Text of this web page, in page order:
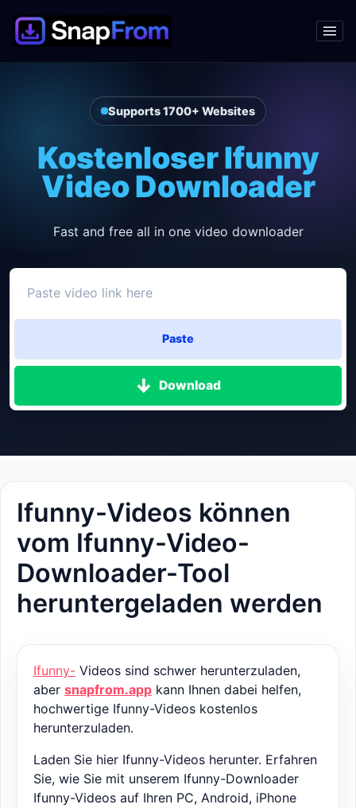
Supports 1700+ Websites
Kostenloser Ifunny
Video Downloader
Fast and free all in one video downloader
Paste
Download
Ifunny-Videos können
vom Ifunny-Video-
Downloader-Tool
heruntergeladen werden
Ifunny- Videos sind schwer herunterzuladen,
aber snapfrom.app kann Ihnen dabei helfen,
hochwertige Ifunny-Videos kostenlos
herunterzuladen.
Laden Sie hier Ifunny-Videos herunter. Erfahren
Sie, wie Sie mit unserem Ifunny-Downloader
Ifunny-Videos auf Ihren PC, Android, iPhone